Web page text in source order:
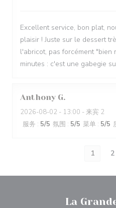
Excellent service, bon plat,
plaisir ! Juste sur le dessert
l'abricot, pas forcément "bien
minutes : c'est une gabegie
Anthony G
2026-08-02 - 13:00 - 来宾 2
服务 : 5/5 氛围 : 5/5 菜单 : 5/5
1 2
La